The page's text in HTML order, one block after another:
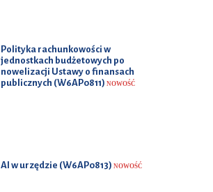
Polityka rachunkowości w
jednostkach budżetowych po
nowelizacji Ustawy o finansach
publicznych (W6AP0811) NOWOŚĆ
AI w urzędzie (W6AP0813) NOWOŚĆ